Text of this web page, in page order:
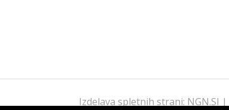
Izdelava spletnih strani: NGN.SI |